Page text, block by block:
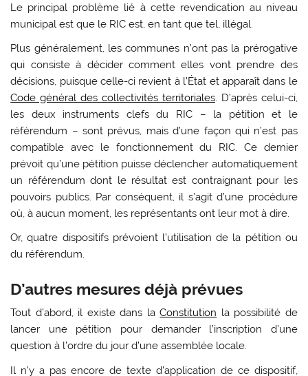
Le principal problème lié à cette revendication au niveau
municipal est que le RIC est, en tant que tel, illégal.
Plus généralement, les communes n’ont pas la prérogative
qui consiste à décider comment elles vont prendre des
décisions, puisque celle-ci revient à l’État et apparaît dans le
Code général des collectivités territoriales. D’après celui-ci,
les deux instruments clefs du RIC – la pétition et le
référendum – sont prévus, mais d’une façon qui n’est pas
compatible avec le fonctionnement du RIC. Ce dernier
prévoit qu’une pétition puisse déclencher automatiquement
un référendum dont le résultat est contraignant pour les
pouvoirs publics. Par conséquent, il s’agit d’une procédure
où, à aucun moment, les représentants ont leur mot à dire.
Or, quatre dispositifs prévoient l’utilisation de la pétition ou
du référendum.
D’autres mesures déjà prévues
Tout d’abord, il existe dans laConstitution la possibilité de
lancer une pétition pour demander l’inscription d’une
question à l’ordre du jour d’une assemblée locale.
Il n’y a pas encore de texte d’application de ce dispositif,